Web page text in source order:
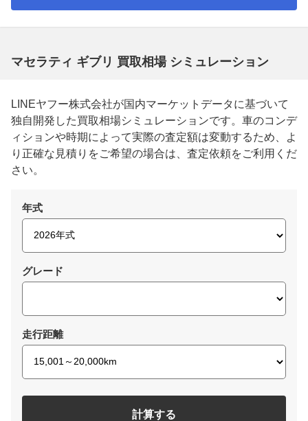
マセラティ ギブリ 買取相場 シミュレーション
LINEヤフー株式会社が国内マーケットデータに基づいて
独自開発した買取相場シミュレーションです。車のコンデ
ィションや時期によって実際の査定額は変動するため、よ
り正確な見積りをご希望の場合は、査定依頼をご利用くだ
さい。
年式
グレード
走行距離
計算する